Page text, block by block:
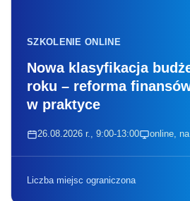
SZKOLENIE ONLINE
Nowa klasyfikacja
roku – reforma
w praktyce
26.08.2026 r., 9:00-13:00 online,
Liczba miejsc ograniczona